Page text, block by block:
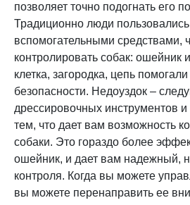
позволяет точно подогнать его
Традиционно люди
вспомогательными средствами,
контролировать собак: ошейник
клетка, загородка, цепь
безопасности. Недоуздок –
дрессировочных инструментов и
тем, что дает вам возможность
собаки. Это гораздо более
ошейник, и дает вам надежный,
контроля. Когда вы можете
вы можете перенаправить ее